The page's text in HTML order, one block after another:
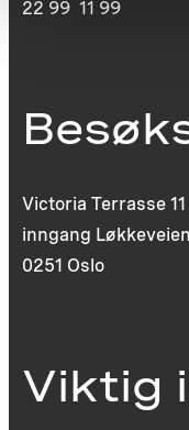
22 99 11 99
Victoria Terrasse 11
inngang
0251 Oslo
Viktig